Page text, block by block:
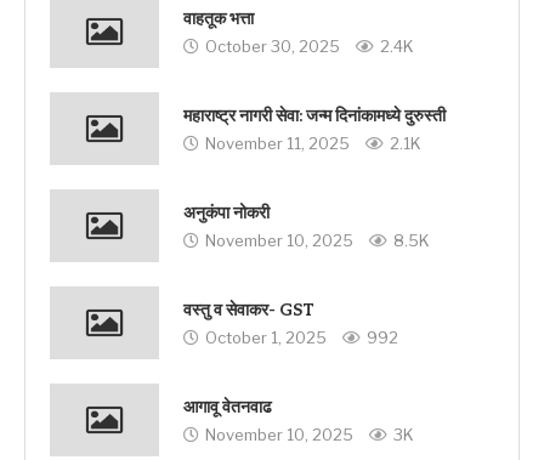
वाहतूक भत्ता
October 30, 2025 2.4K
महाराष्ट्र नागरी सेवा: जन्म दिनांकामध्ये दुरुस्ती
November 11, 2025 2.1K
अनुकंपा नोकरी
November 10, 2025 8.5K
वस्तु व सेवाकर- GST
October 1, 2025 992
आगावू वेतनवाढ
November 10, 2025 3K